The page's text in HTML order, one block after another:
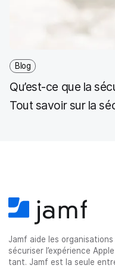
Blog
Qu’est-ce que la
Tout savoir sur la
Jamf aide les
sécuriser l’expérience
tant. Jamf est la seule